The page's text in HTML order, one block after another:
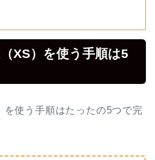
XS）を使う手順は5
使う手順はたったの5つで完